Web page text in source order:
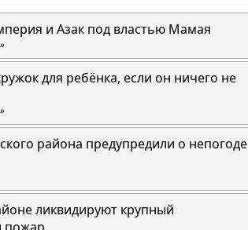
и Азак под властью Мамая
для ребёнка, если он ничего не
района предупредили о непогоде
ликвидируют крупный